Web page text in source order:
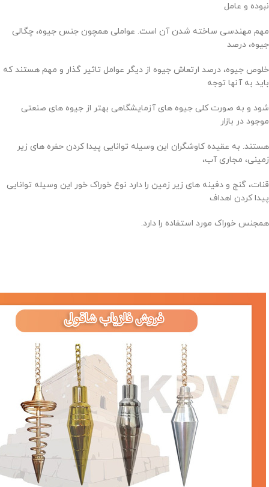
نبوده و عامل
مهم مهندسی ساخته شدن آن است. عواملی همچون جنس جیوه، چگالی
جیوه، درصد
خلوص جیوه، درصد ارتعاش جیوه از دیگر عوامل تاثیر گذار و مهم هستند که
باید به آنها توجه
شود و به صورت کلی جیوه های آزمایشگاهی بهتر از جیوه های صنعتی
موجود در بازار
هستند. به عقیده کاوشگران این وسیله توانایی پیدا کردن حفره های زیر
زمینی، مجاری آب،
قنات، گنج و دفینه های زیر زمین را دارد نوع خوراک خور این وسیله توانایی
پیدا کردن اهداف
همجنس خوراک مورد استفاده را دارد.